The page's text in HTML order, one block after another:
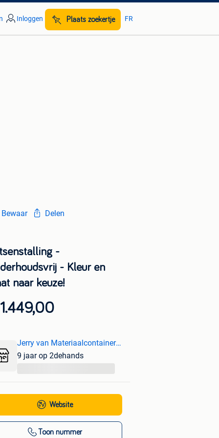
Inloggen Plaats zoekertje FR
Bewaar Delen
-
- Kleur en
naar keuze!
Jerry van Materiaalcontainerstore
9 jaar op 2dehands
Website
Toon nummer